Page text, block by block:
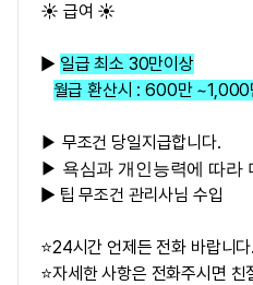
☀️ 급여 ☀️
▶ 일급 최소 30만이상
월급 환산시 : 600만 ~1,000
▶ 무조건 당일지급합니다.
▶ 욕심과 개인능력에 따라
▶ 팁 무조건 관리사님 수입
⭐24시간 언제든 전화 바랍니다.
⭐자세한 사항은 전화주시면